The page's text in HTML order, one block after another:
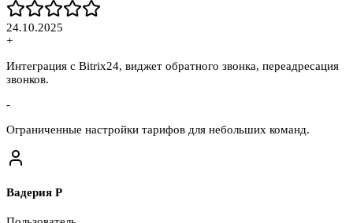
24.10.2025
+
Интеграция с Bitrix24, виджет обратного звонка, переадресация
звонков.
-
Ограниченные настройки тарифов для небольших команд.
Вадерия Р